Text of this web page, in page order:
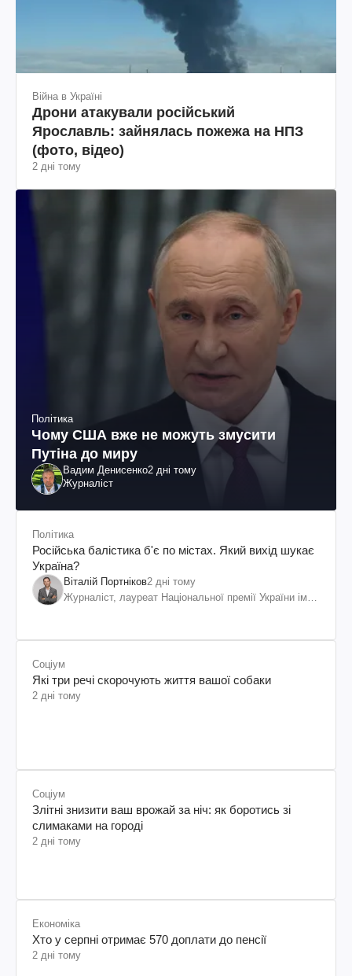
Війна в Україні
Дрони атакували російський
Ярославль: зайнялась пожежа на НПЗ
(фото, відео)
2 дні тому
Політика
Чому США вже не можуть змусити
Путіна до миру
Вадим Денисенко2 дні тому
Журналіст
Політика
Російська балістика б'є по містах. Який вихід шукає
Україна?
Віталій Портніков2 дні тому
Журналіст, лауреат Національної премії України ім.
Соціум
Які три речі скорочують життя вашої собаки
2 дні тому
Соціум
Злітні знизити ваш врожай за ніч: як боротись зі
слимаками на городі
2 дні тому
Економіка
Хто у серпні отримає 570 доплати до пенсії
2 дні тому